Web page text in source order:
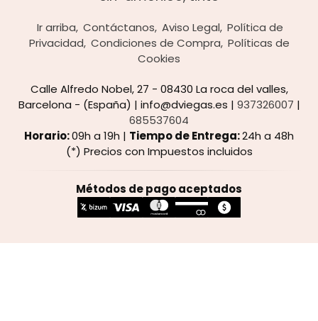
Ir arriba Contáctanos Aviso Legal Política de
Privacidad Condiciones de Compra Políticas de
Cookies
Calle Alfredo Nobel, 27 - 08430 La roca del valles,
Barcelona - (España) | info@dviegas.es | 937326007 |
685537604
Horario:09h a 19h | Tiempo de Entrega:24h a 48h
(*) Precios con Impuestos incluidos
Métodos de pago aceptados